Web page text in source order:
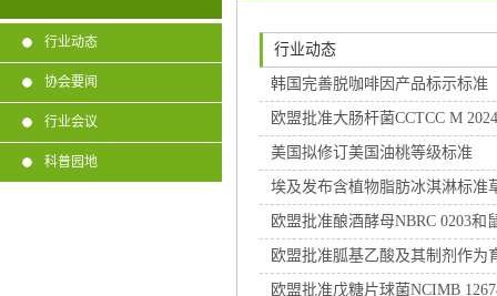
行业动态
协会要闻
行业会议
科普园地
行业动态
韩国完善脱咖啡因产品标示标准
欧盟批准大肠杆菌CCTCC M
美国拟修订美国油桃等级标准
埃及发布含植物脂肪冰淇淋标准
欧盟批准酿酒酵母NBRC 0203
欧盟批准胍基乙酸及其制剂作为
欧盟批准戊糖片球菌NCIMB